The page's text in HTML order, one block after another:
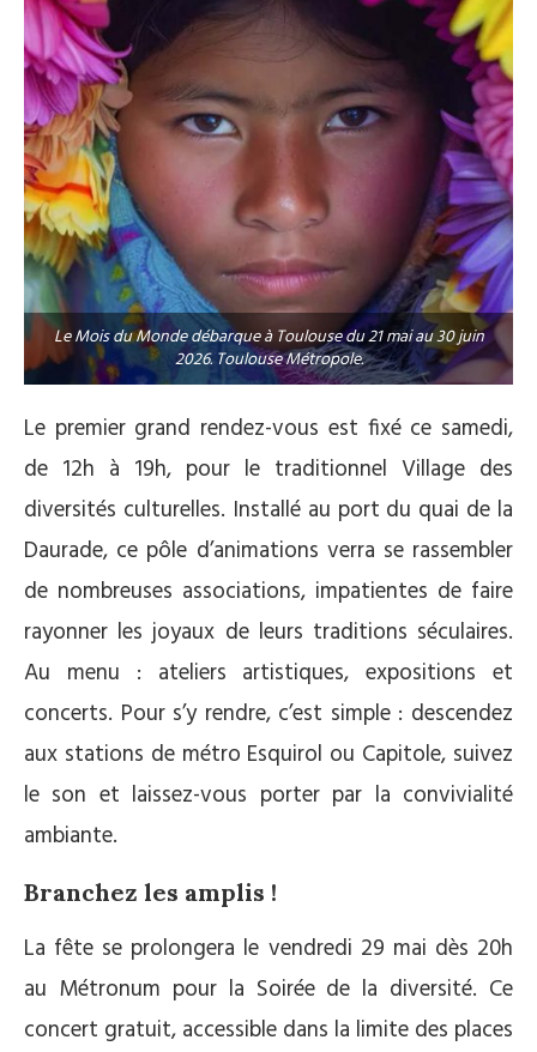
Le Mois du Monde débarque à Toulouse du 21 mai au 30 juin
2026. Toulouse Métropole.
Le premier grand rendez-vous est fixé ce samedi,
de 12h à 19h, pour le traditionnel Village des
diversités culturelles. Installé au port du quai de la
Daurade, ce pôle d’animations verra se rassembler
de nombreuses associations, impatientes de faire
rayonner les joyaux de leurs traditions séculaires.
Au menu : ateliers artistiques, expositions et
concerts. Pour s’y rendre, c’est simple : descendez
aux stations de métro Esquirol ou Capitole, suivez
le son et laissez-vous porter par la convivialité
ambiante.
Branchez les amplis !
La fête se prolongera le vendredi 29 mai dès 20h
au Métronum pour la Soirée de la diversité. Ce
concert gratuit, accessible dans la limite des places